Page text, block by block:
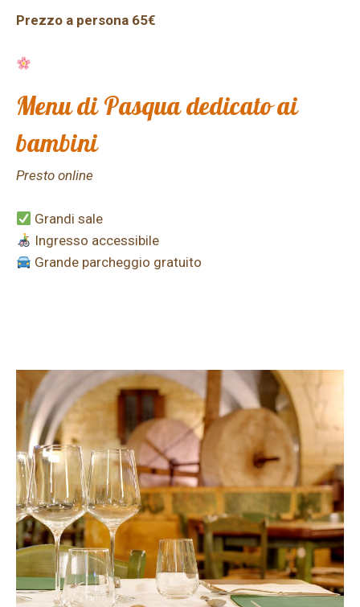
Prezzo a persona 65€
Menu di Pasqua dedicato ai
bambini
Presto online
Grandi sale
Ingresso accessibile
Grande parcheggio gratuito